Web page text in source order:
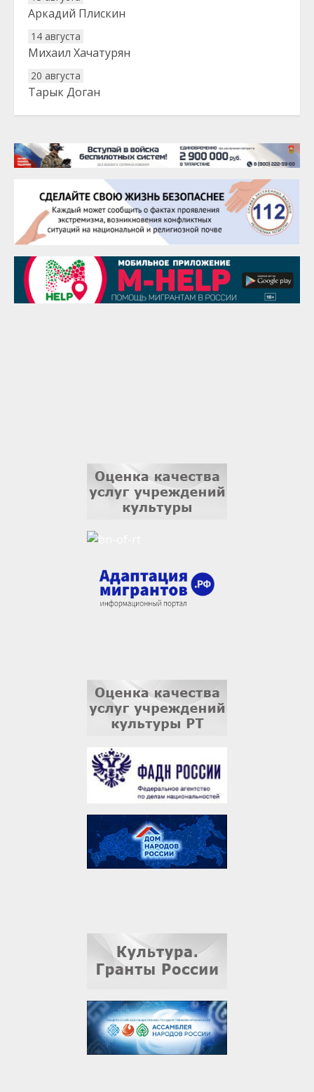
Аркадий Плискин
14 августа
Михаил Хачатурян
20 августа
Тарык Доган
22 августа
25 августа
Сэсэгма Бубеева
28 августа
Чингиз Мустафаев
29 августа
Надежда Рослова
1 сентября
Гали Хасанов